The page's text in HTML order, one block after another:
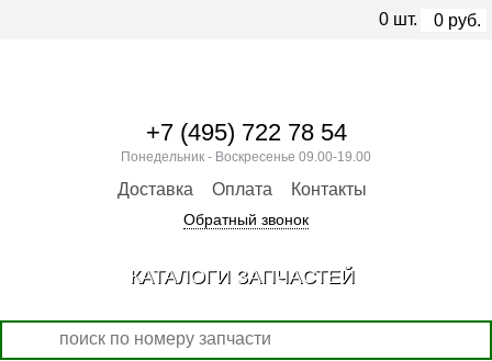
+7 (495) 722 78 54
Понедельник - Воскресенье 09.00-19.00
Доставка Оплата Контакты
Обратный звонок
0 шт. 0 руб.
КАТАЛОГИ ЗАПЧАСТЕЙ